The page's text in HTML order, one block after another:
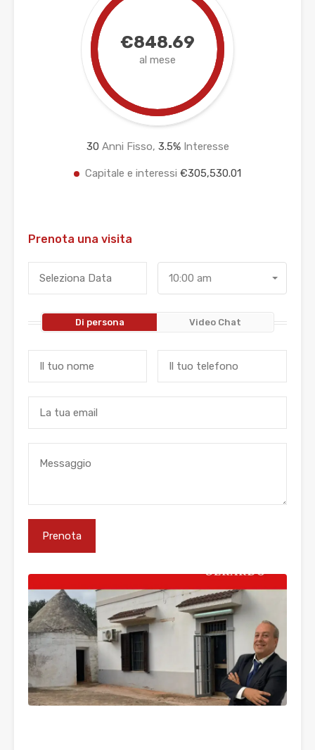
€848.69
al mese
30 Anni Fisso, 3.5%Interesse
Capitale e interessi €305,530.01
Prenota una visita
10:00 am
Di persona Video Chat